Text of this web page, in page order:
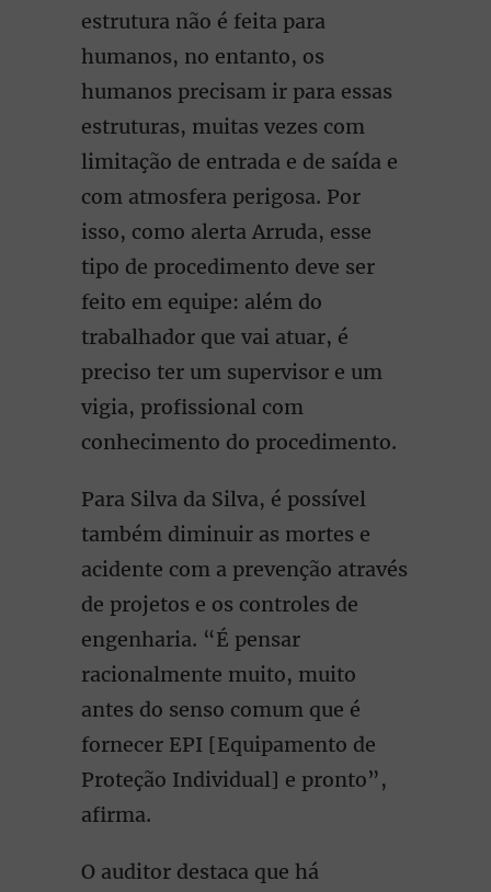
estrutura não é feita para
humanos, no entanto, os
humanos precisam ir para essas
estruturas, muitas vezes com
limitação de entrada e de saída e
com atmosfera perigosa. Por
isso, como alerta Arruda, esse
tipo de procedimento deve ser
feito em equipe: além do
trabalhador que vai atuar, é
preciso ter um supervisor e um
vigia, profissional com
conhecimento do procedimento.
Para Silva da Silva, é possível
também diminuir as mortes e
acidente com a prevenção através
de projetos e os controles de
engenharia. “É pensar
racionalmente muito, muito
antes do senso comum que é
fornecer EPI [Equipamento de
Proteção Individual] e pronto”,
afirma.
O auditor destaca que há